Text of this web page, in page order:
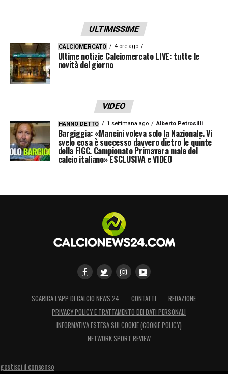
risultati positivi in una stagione che si
preannuncia complicata e ricca di
aspettative.
LA PLAYLIST DELLE NOSTRE TOP NEWS
ULTIMISSIME
CALCIOMERCATO 4 ore ago
Ultime notizie Calciomercato LIVE: tutte le
novità del giorno
VIDEO
HANNO DETTO 1 settimana ago Alberto Petrosilli
Bargiggia: «Mancini voleva solo la Nazionale. Vi
svelo cosa è successo davvero dietro le quinte
della FIGC. Campionato Primavera male del
calcio italiano» ESCLUSIVA e VIDEO
SCARICA L’APP DI CALCIO NEWS 24 CONTATTI
REDAZIONE
PRIVACY POLICY E TRATTAMENTO DEI DATI PERSONALI
INFORMATIVA ESTESA SUI COOKIE (COOKIE POLICY)
NETWORK SPORT REVIEW
gestisci il consenso